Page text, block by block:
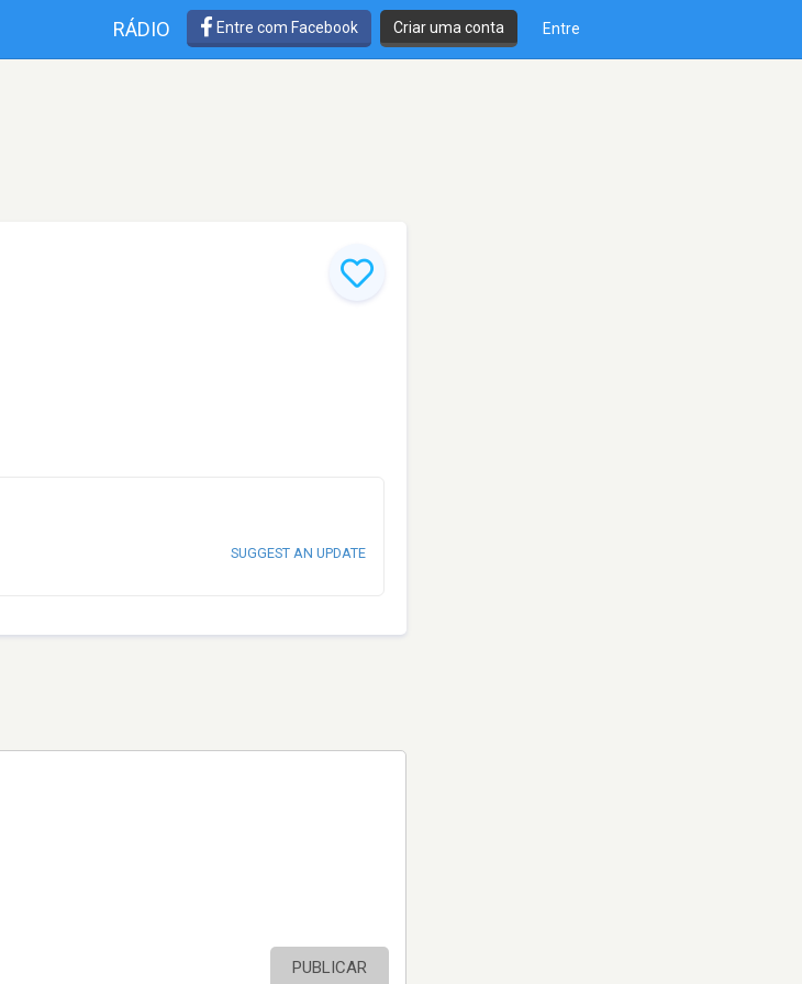
RÁDIO Entre com Facebook Criar uma conta Entre
SUGGEST AN UPDATE
PUBLICAR